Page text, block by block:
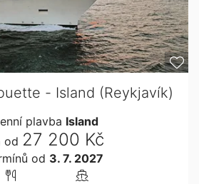
- Island (Reykjavík)
plavba Island
od 27 200 Kč
od 3. 7. 2027